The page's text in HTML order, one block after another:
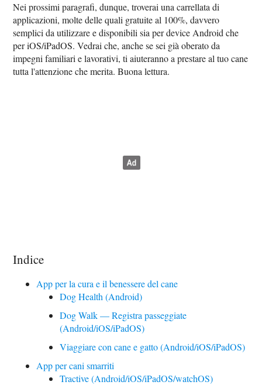
Nei prossimi paragrafi, dunque, troverai una carrellata di
applicazioni, molte delle quali gratuite al 100%, davvero
semplici da utilizzare e disponibili sia per device Android che
per iOS/iPadOS. Vedrai che, anche se sei già oberato da
impegni familiari e lavorativi, ti aiuteranno a prestare al tuo cane
tutta l'attenzione che merita. Buona lettura.
Indice
App per la cura e il benessere del cane
Dog Health (Android)
Dog Walk — Registra passeggiate
(Android/iOS/iPadOS)
Viaggiare con cane e gatto (Android/iOS/iPadOS)
App per cani smarriti
Tractive (Android/iOS/iPadOS/watchOS)